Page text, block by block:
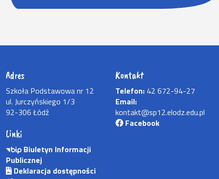
Adres
Szkoła Podstawowa nr 12
ul. Jurczyńskiego 1/3
92-306 Łódź
Kontakt
Telefon: 42 672-94-27
Email:
kontakt@sp12.elodz.edu.pl
Facebook
Linki
Biuletyn Informacji
Publicznej
Deklaracja dostępności